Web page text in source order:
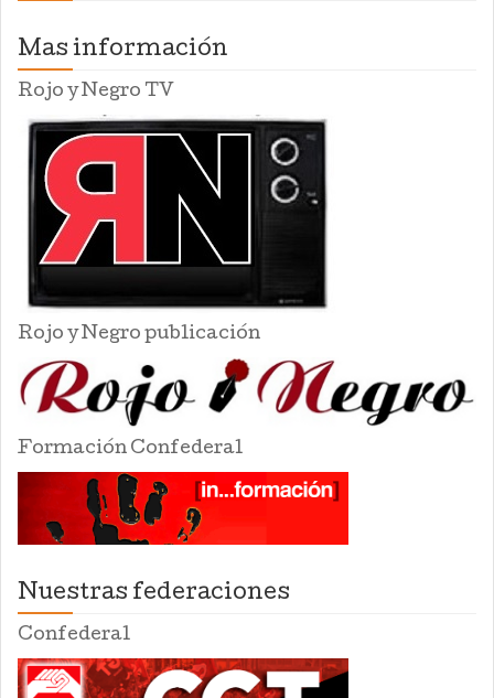
Mas información
Rojo y Negro TV
Rojo y Negro publicación
Formación Confederal
Nuestras federaciones
Confederal